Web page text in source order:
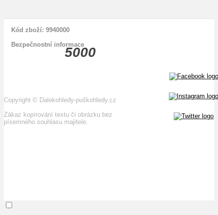
5000
Kód zboží: 9940000
Bezpečnostní informace
Copyright © Dalekohledy-puškohledy.cz
Zákaz kopírování textu či obrázku bez
písemného souhlasu majitele.